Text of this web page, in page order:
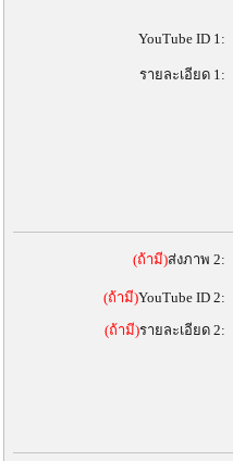
YouTube ID 1:
รายละเอียด 1:
(ถ้ามี)ส่งภาพ 2:
(ถ้ามี)YouTube ID 2:
(ถ้ามี)รายละเอียด 2: